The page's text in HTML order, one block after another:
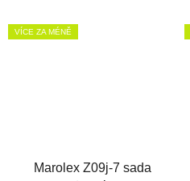
VÍCE ZA MÉNĚ
Marolex Z09j-7 sada